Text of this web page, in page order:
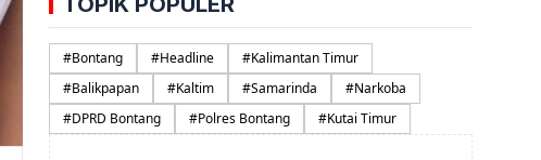
#Bontang #Headline #Kalimantan Timur
#Balikpapan #Kaltim #Samarinda #Narkoba
#DPRD Bontang #Polres Bontang #Kutai Timur